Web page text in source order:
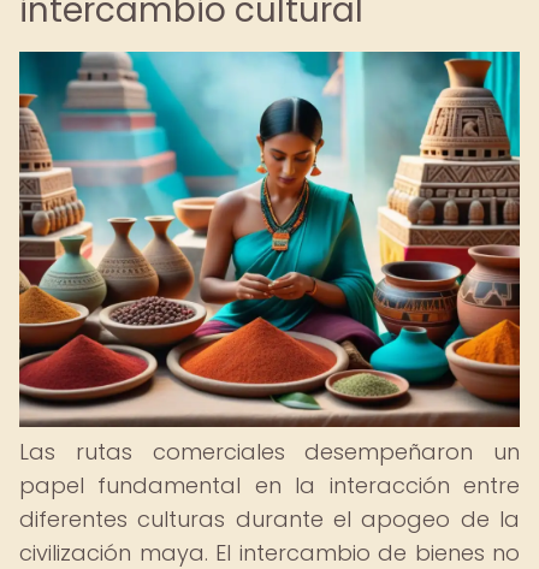
intercambio cultural
Las rutas comerciales desempeñaron un
papel fundamental en la interacción entre
diferentes culturas durante el apogeo de la
civilización maya. El intercambio de bienes no